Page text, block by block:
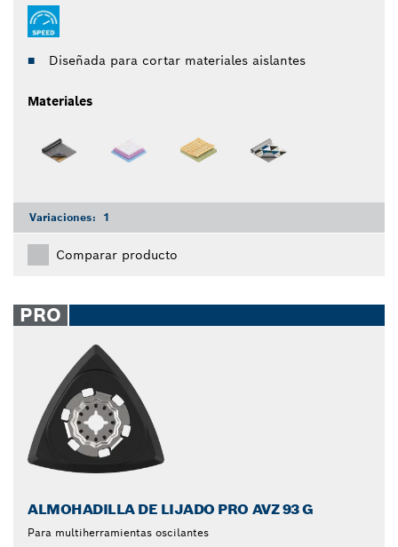
Diseñada para cortar materiales aislantes
Materiales
Variaciones: 1
Comparar producto
PRO
ALMOHADILLA DE LIJADO PRO AVZ 93 G
Para multiherramientas oscilantes